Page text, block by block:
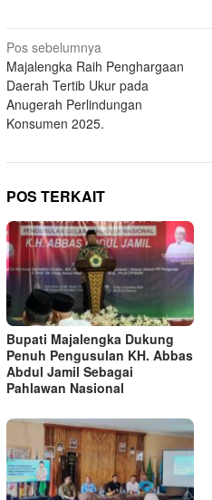
Navigasi
pos
Pos sebelumnya
Majalengka Raih Penghargaan
Daerah Tertib Ukur pada
Anugerah Perlindungan
Konsumen 2025.
POS TERKAIT
Bupati Majalengka Dukung
Penuh Pengusulan KH. Abbas
Abdul Jamil Sebagai
Pahlawan Nasional